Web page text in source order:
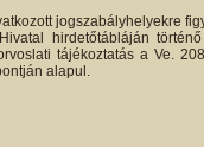
jogszabályhelyekre
hirdetőtábláján
tájékoztatás a Ve.
alapul.
04.